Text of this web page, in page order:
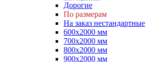
Дорогие
По размерам
На заказ нестандартные
600х2000 мм
700х2000 мм
800х2000 мм
900х2000 мм